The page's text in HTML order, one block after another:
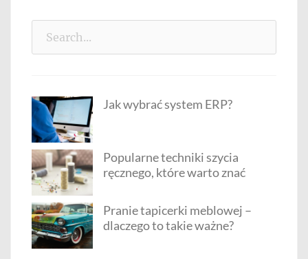
Jak wybrać system ERP?
Popularne techniki szycia
ręcznego, które warto znać
Pranie tapicerki meblowej –
dlaczego to takie ważne?